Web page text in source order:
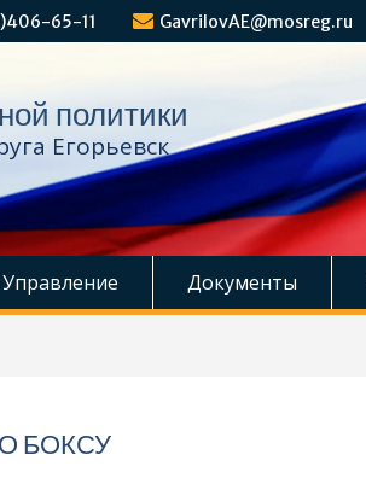
65-11 GavrilovAE@mosreg.ru
политики
Егорьевск
Управление Документы
БОКСУ